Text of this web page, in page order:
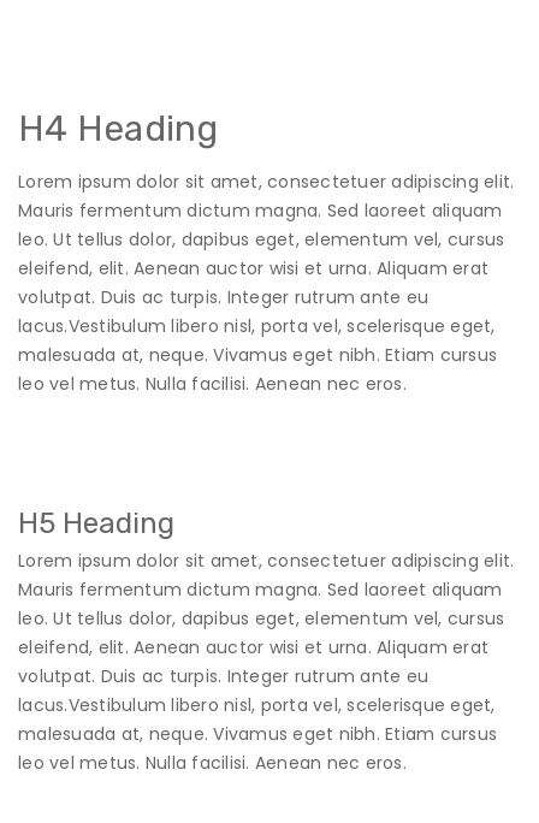
H4 Heading
Lorem ipsum dolor sit amet, consectetuer adipiscing elit.
Mauris fermentum dictum magna. Sed laoreet aliquam
leo. Ut tellus dolor, dapibus eget, elementum vel, cursus
eleifend, elit. Aenean auctor wisi et urna. Aliquam erat
volutpat. Duis ac turpis. Integer rutrum ante eu
lacus.Vestibulum libero nisl, porta vel, scelerisque eget,
malesuada at, neque. Vivamus eget nibh. Etiam cursus
leo vel metus. Nulla facilisi. Aenean nec eros.
H5 Heading
Lorem ipsum dolor sit amet, consectetuer adipiscing elit.
Mauris fermentum dictum magna. Sed laoreet aliquam
leo. Ut tellus dolor, dapibus eget, elementum vel, cursus
eleifend, elit. Aenean auctor wisi et urna. Aliquam erat
volutpat. Duis ac turpis. Integer rutrum ante eu
lacus.Vestibulum libero nisl, porta vel, scelerisque eget,
malesuada at, neque. Vivamus eget nibh. Etiam cursus
leo vel metus. Nulla facilisi. Aenean nec eros.